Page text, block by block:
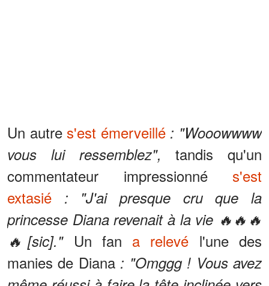
Un autre s'est émerveillé : "Wooowwww
vous lui ressemblez", tandis qu'un
commentateur impressionné s'est
extasié
: "J'ai presque cru que la
princesse Diana revenait à la vie 🔥🔥🔥
🔥[sic]."Un fan a relevé l'une des
manies de Diana : "Omggg ! Vous avez